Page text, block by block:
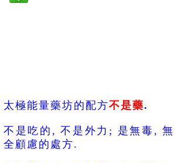
太極能量藥坊的配方不是藥.
不是吃的, 不是外力; 是無毒,
全顧慮的處方.